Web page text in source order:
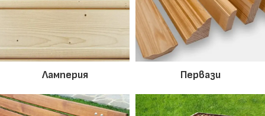
Ламперия Первази